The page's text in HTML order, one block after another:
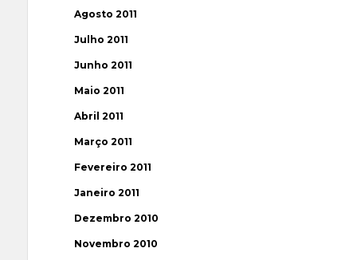
Agosto 2011
Julho 2011
Junho 2011
Maio 2011
Abril 2011
Março 2011
Fevereiro 2011
Janeiro 2011
Dezembro 2010
Novembro 2010